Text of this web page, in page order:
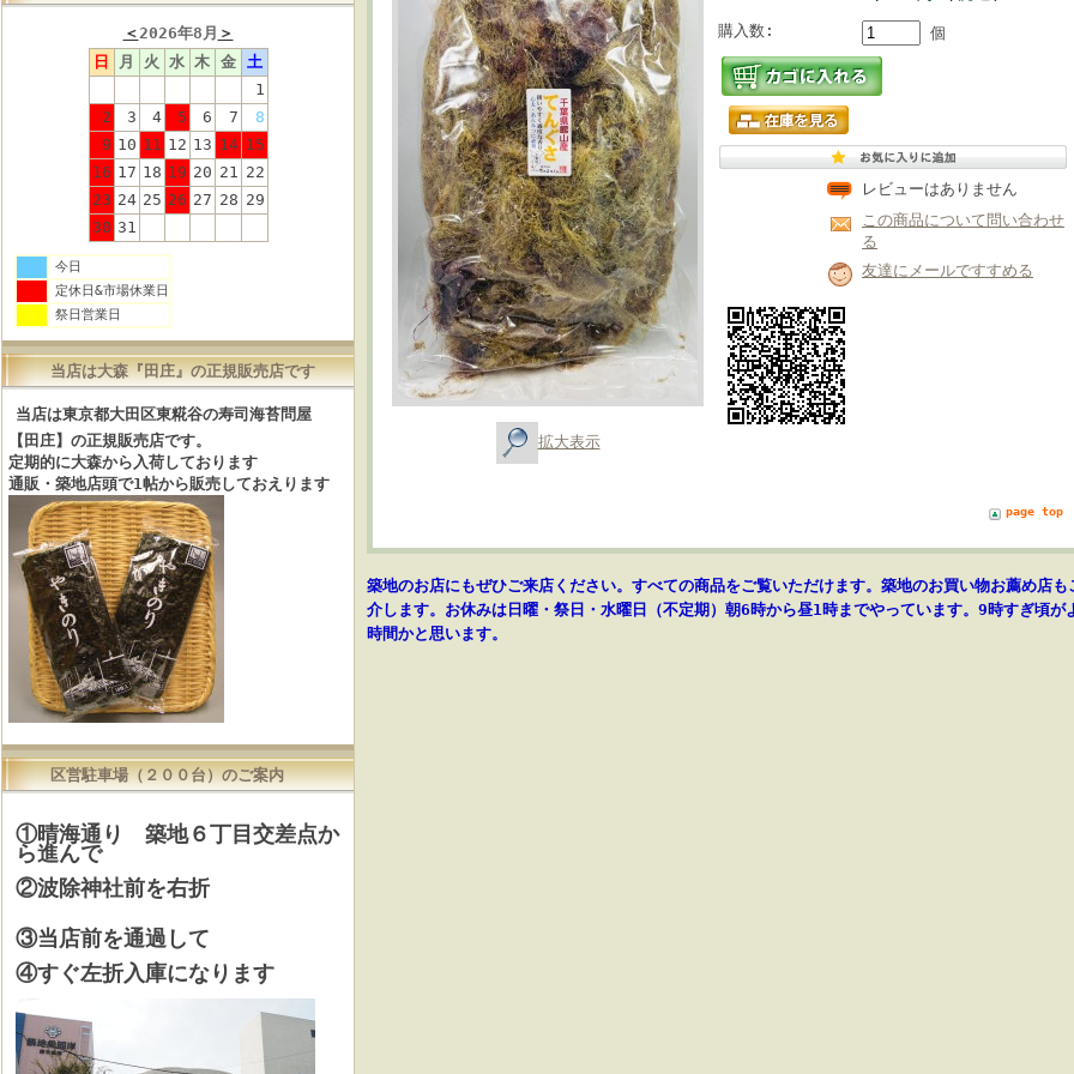
＜2026年8月 ＞
日
月 火 水 木 金
土
1
2
3 4 5 6 7
8
9 10 11 12 13 14 15
16 17 18 19 20 21 22
23 24 25 26 27 28 29
30 31
今日
定休日&市場休業日
祭日営業日
当店は大森『田庄』の正規販売店です
当店は東京都大田区東糀谷の寿司海苔問屋
【田庄】の正規販売店です。
定期的に大森から入荷しております
通販・築地店頭で1帖から販売しておえります
区営駐車場（２００台）のご案内
①晴海通り 築地６丁目交差点か
ら進んで
②波除神社前を右折
③当店前を通過して
④すぐ左折入庫になります
拡大表示
購入数: 個
レビューはありません
この商品について問い合わせ
る
友達にメールですすめる
page top
築地のお店にもぜひご来店ください。すべての商品をご覧いただけます。築地のお買い物お薦め店も
介します。お休みは日曜・祭日・水曜日（不定期）朝6時から昼1時までやっています。9時すぎ頃が
時間かと思います。